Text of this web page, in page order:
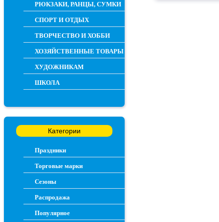
РЮКЗАКИ, РАНЦЫ, СУМКИ
СПОРТ И ОТДЫХ
ТВОРЧЕСТВО И ХОББИ
ХОЗЯЙСТВЕННЫЕ ТОВАРЫ
ХУДОЖНИКАМ
ШКОЛА
Категории
Праздники
Торговые марки
Сезоны
Распродажа
Популярное